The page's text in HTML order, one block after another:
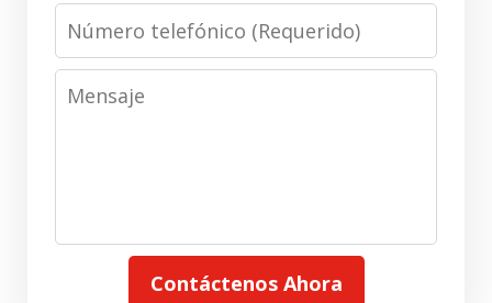
Número
telefónico
Mensaje
Contáctenos Ahora